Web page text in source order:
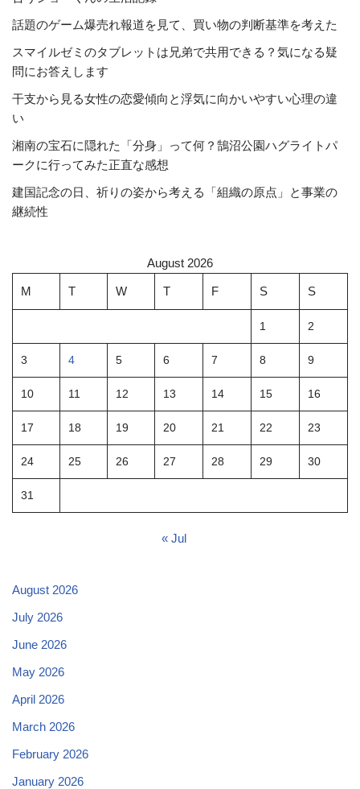
話題のゲーム爆売れ報道を見て、買い物の判断基準を考えた
スマイルゼミのタブレットは兄弟で共用できる？気になる疑
問にお答えします
干支から見る女性の恋愛傾向と浮気に向かいやすい心理の違
い
湘南の宝石に隠れた「分身」って何？鵠沼公園ハグライトパ
ークに行ってみた正直な感想
建国記念の日、祈りの姿から考える「組織の原点」と事業の
継続性
August 2026
M T W T F S S
1 2
3 4 5 6 7 8 9
10 11 12 13 14 15 16
17 18 19 20 21 22 23
24 25 26 27 28 29 30
31
« Jul
August 2026
July 2026
June 2026
May 2026
April 2026
March 2026
February 2026
January 2026